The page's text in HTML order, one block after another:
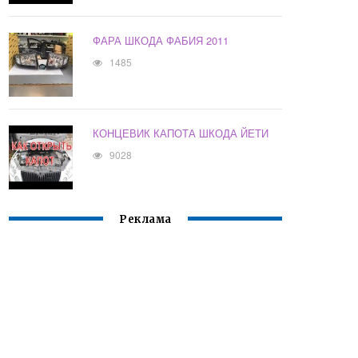
ФАРА ШКОДА ФАБИЯ 2011
1485
КОНЦЕВИК КАПОТА ШКОДА ЙЕТИ
9028
Реклама